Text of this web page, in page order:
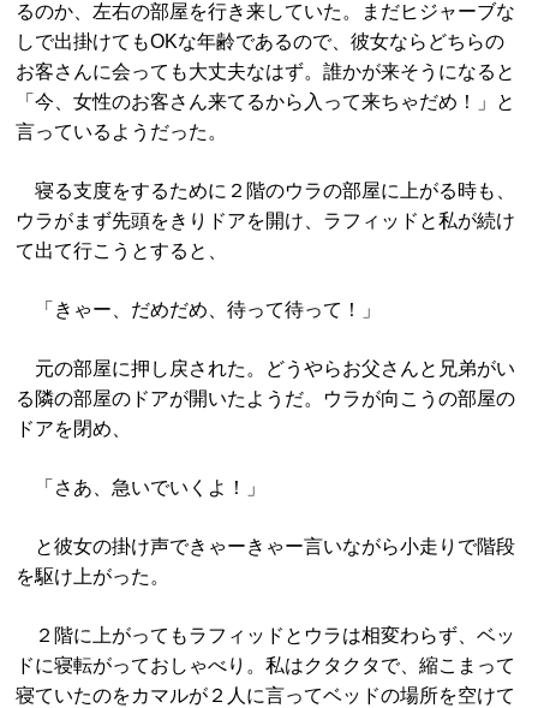
るのか、左右の部屋を行き来していた。まだヒジャーブな
しで出掛けてもOKな年齢であるので、彼女ならどちらの
お客さんに会っても大丈夫なはず。誰かが来そうになると
「今、女性のお客さん来てるから入って来ちゃだめ！」と
言っているようだった。
寝る支度をするために２階のウラの部屋に上がる時も、
ウラがまず先頭をきりドアを開け、ラフィッドと私が続け
て出て行こうとすると、
「きゃー、だめだめ、待って待って！」
元の部屋に押し戻された。どうやらお父さんと兄弟がい
る隣の部屋のドアが開いたようだ。ウラが向こうの部屋の
ドアを閉め、
「さあ、急いでいくよ！」
と彼女の掛け声できゃーきゃー言いながら小走りで階段
を駆け上がった。
２階に上がってもラフィッドとウラは相変わらず、ベッ
ドに寝転がっておしゃべり。私はクタクタで、縮こまって
寝ていたのをカマルが２人に言ってベッドの場所を空けて